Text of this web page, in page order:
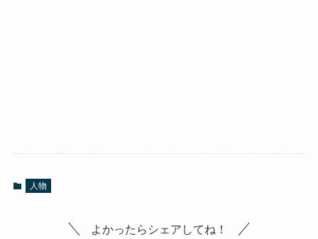
人物
よかったらシェアしてね！